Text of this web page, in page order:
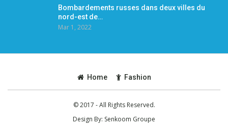
Bombardements russes dans deux villes du
nord-est de…
Mar 1, 2022
Home Fashion
© 2017 - All Rights Reserved.
Design By: Senkoom Groupe